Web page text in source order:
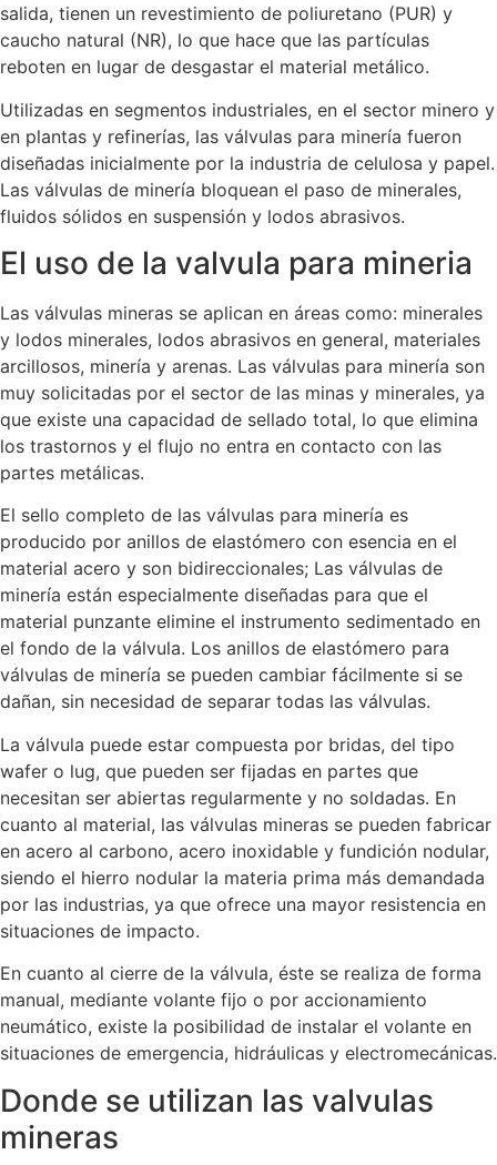
salida, tienen un revestimiento de poliuretano (PUR) y
caucho natural (NR), lo que hace que las partículas
reboten en lugar de desgastar el material metálico.
Utilizadas en segmentos industriales, en el sector minero y
en plantas y refinerías, las válvulas para minería fueron
diseñadas inicialmente por la industria de celulosa y papel.
Las válvulas de minería bloquean el paso de minerales,
fluidos sólidos en suspensión y lodos abrasivos.
El uso de la valvula para mineria
Las válvulas mineras se aplican en áreas como: minerales
y lodos minerales, lodos abrasivos en general, materiales
arcillosos, minería y arenas. Las válvulas para minería son
muy solicitadas por el sector de las minas y minerales, ya
que existe una capacidad de sellado total, lo que elimina
los trastornos y el flujo no entra en contacto con las
partes metálicas.
El sello completo de las válvulas para minería es
producido por anillos de elastómero con esencia en el
material acero y son bidireccionales; Las válvulas de
minería están especialmente diseñadas para que el
material punzante elimine el instrumento sedimentado en
el fondo de la válvula. Los anillos de elastómero para
válvulas de minería se pueden cambiar fácilmente si se
dañan, sin necesidad de separar todas las válvulas.
La válvula puede estar compuesta por bridas, del tipo
wafer o lug, que pueden ser fijadas en partes que
necesitan ser abiertas regularmente y no soldadas. En
cuanto al material, las válvulas mineras se pueden fabricar
en acero al carbono, acero inoxidable y fundición nodular,
siendo el hierro nodular la materia prima más demandada
por las industrias, ya que ofrece una mayor resistencia en
situaciones de impacto.
En cuanto al cierre de la válvula, éste se realiza de forma
manual, mediante volante fijo o por accionamiento
neumático, existe la posibilidad de instalar el volante en
situaciones de emergencia, hidráulicas y electromecánicas.
Donde se utilizan las valvulas
mineras